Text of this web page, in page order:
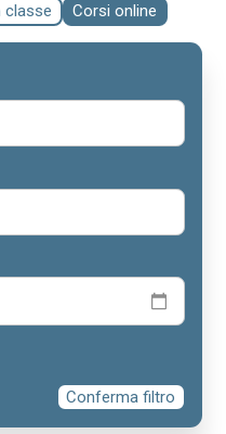
classe Corsi online
Conferma filtro